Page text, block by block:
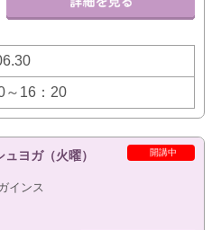
～16：20
開講中
ヨガ（火曜）
インス